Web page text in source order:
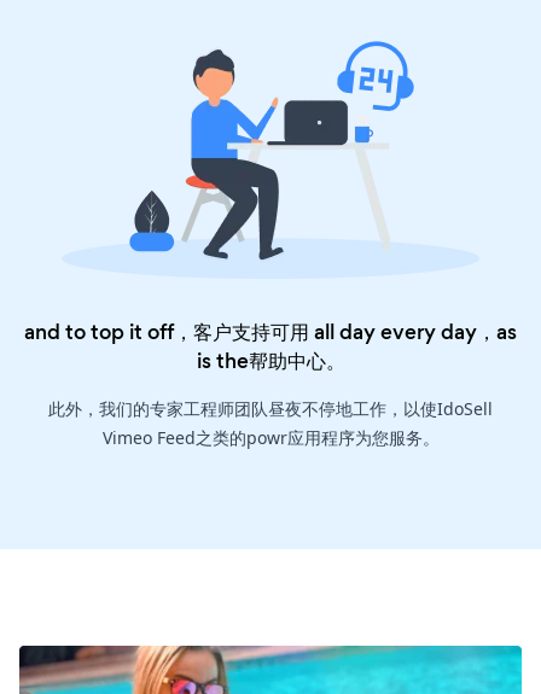
and to top it off，客户支持可用 all day every day，as
is the帮助中心。
此外，我们的专家工程师团队昼夜不停地工作，以使IdoSell
Vimeo Feed之类的powr应用程序为您服务。